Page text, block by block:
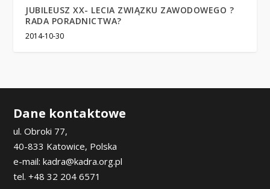
JUBILEUSZ XX- LECIA ZWIĄZKU ZAWODOWEGO ?
RADA PORADNICTWA?
2014-10-30
Dane kontaktowe
ul. Obroki 77,
40-833 Katowice, Polska
e-mail: kadra@kadra.org.pl
tel. +48 32 204 6571